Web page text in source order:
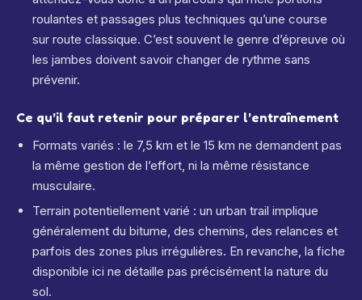
roulantes et passages plus techniques qu’une course
sur route classique. C’est souvent le genre d’épreuve où
les jambes doivent savoir changer de rythme sans
prévenir.
Ce qu’il faut retenir pour préparer l’entraînement
Formats variés : le 7,5 km et le 15 km ne demandent pas
la même gestion de l’effort, ni la même résistance
musculaire.
Terrain potentiellement varié : un urban trail implique
généralement du bitume, des chemins, des relances et
parfois des zones plus irrégulières. En revanche, la fiche
disponible ici ne détaille pas précisément la nature du
sol.